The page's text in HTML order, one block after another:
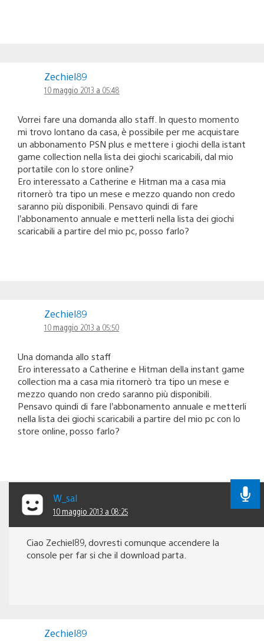
Zechiel89
10 maggio 2013 a 05:48
Vorrei fare una domanda allo staff. In questo momento
mi trovo lontano da casa, è possibile per me acquistare
un abbonamento PSN plus e mettere i giochi della istant
game collection nella lista dei giochi scaricabili, dal mio
portatile con lo store online?
Ero interessato a Catherine e Hitman ma a casa mia
ritornerò tra tipo un mese e mezzo quando non credo
saranno più disponibili. Pensavo quindi di fare
l’abbonamento annuale e metterli nella lista dei giochi
scaricabili a partire del mio pc, posso farlo?
Zechiel89
10 maggio 2013 a 05:50
Una domanda allo staff
Ero interessato a Catherine e Hitman della instant game
collection ma a casa mia ritornerò tra tipo un mese e
mezzo quando non credo saranno più disponibili.
Pensavo quindi di fare l’abbonamento annuale e metterli
nella lista dei giochi scaricabili a partire del mio pc con lo
store online, posso farlo?
W_sal
10 maggio 2013 a 08:25
Ciao Zechiel89, dovresti comunque accendere la
console per far si che il download parta.
Zechiel89